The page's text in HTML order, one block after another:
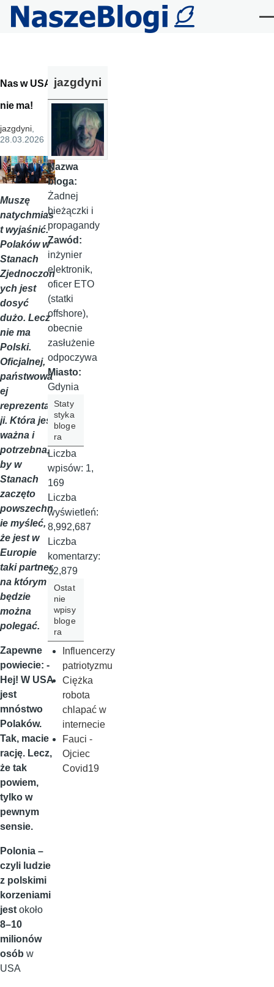
Przejdź do treści
Nas w USA
nie ma!
jazgdyni,
28.03.2026
Muszę
natychmias
t wyjaśnić.
Polaków w
Stanach
Zjednoczon
ych jest
dosyć
dużo. Lecz
nie ma
Polski.
Oficjalnej,
państwowa
ej
reprezentac
ji. Która jest
ważna i
potrzebna,
by w
Stanach
zaczęto
powszechn
ie myśleć,
że jest w
Europie
taki partner,
na którym
będzie
można
polegać.
Zapewne
powiecie: -
Hej! W USA
jest
mnóstwo
Polaków.
Tak, macie
rację. Lecz,
że tak
powiem,
tylko w
pewnym
sensie.
Polonia –
czyli ludzie
z polskimi
korzeniami
jest około
8–10
milionów
osób w
USA
jazgdyni
Nazwa
bloga:
Żadnej
bieżączki i
propagandy
Zawód:
inżynier
elektronik,
oficer ETO
(statki
offshore),
obecnie
zasłużenie
odpoczywa
Miasto:
Gdynia
Staty
styka
bloge
ra
Liczba
wpisów: 1,
169
Liczba
wyświetleń:
8,992,687
Liczba
komentarzy:
32,879
Ostat
nie
wpisy
bloge
ra
Influencerzy
patriotyzmu
Ciężka
robota
chlapać w
internecie
Fauci -
Ojciec
Covid19